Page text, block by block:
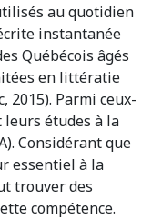
au quotidien
instantanée
Québécois âgés
en littératie
Parmi ceux-
études à la
Considérant que
essentiel à la
trouver des
compétence.